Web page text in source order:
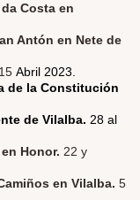
Costa en
Antón en Nete de
15 Abril 2023.
de la Constitución
de Vilalba. 28 al
Honor. 22 y
en Vilalba. 5